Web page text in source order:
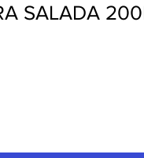
SALADA